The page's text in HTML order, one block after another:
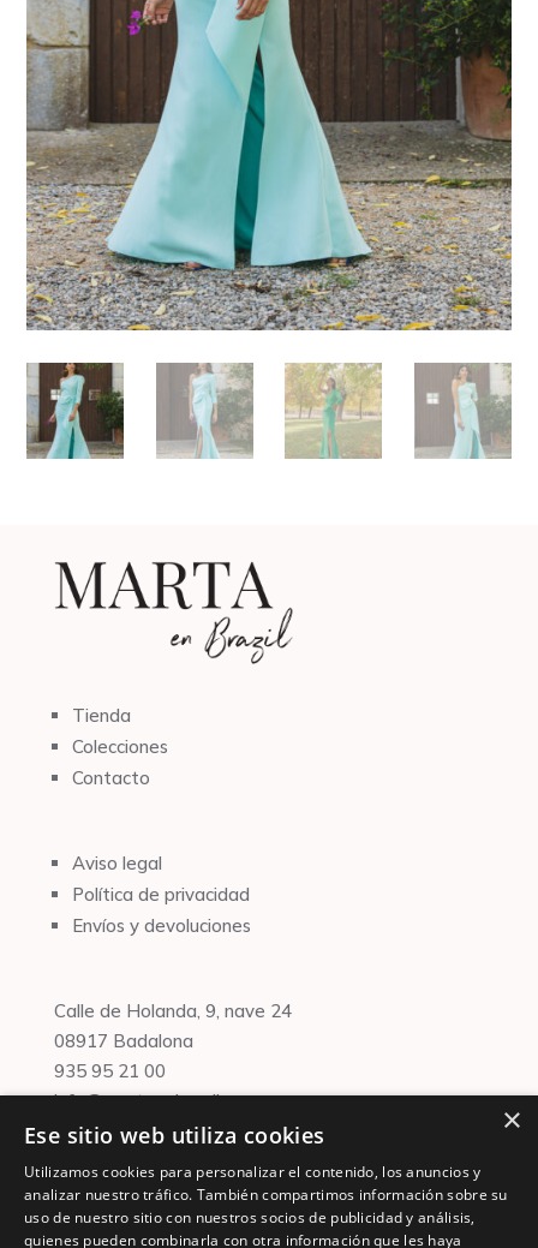
Tienda
Colecciones
Contacto
Aviso legal
Política de privacidad
Envíos y devoluciones
Calle de Holanda, 9, nave 24
08917 Badalona
935 95 21 00
info@martaenbrazil.com
Financiado por la Unión Europea –
NextGenerationEU
×
Ese sitio web utiliza cookies
Utilizamos cookies para personalizar el contenido, los anuncios y
analizar nuestro tráfico. También compartimos información sobre su
uso de nuestro sitio con nuestros socios de publicidad y análisis,
quienes pueden combinarla con otra información que les haya